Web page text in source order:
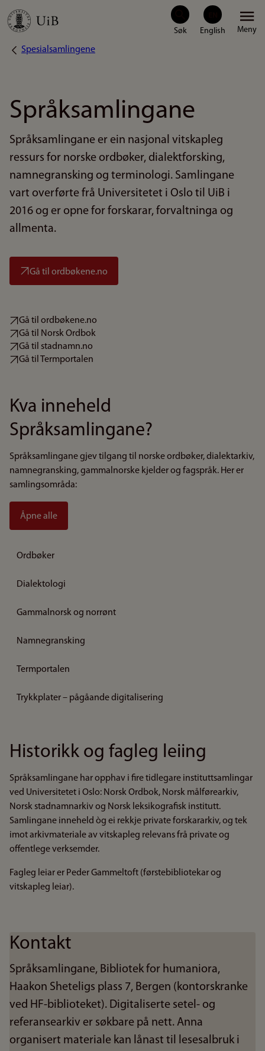
Hopp
hovedinnhold
Meny
Navigasjonssti
Spesialsamlingene
Språksamlingane
Språksamlingane er ein nasjonal vitskapleg
ressurs for norske ordbøker, dialektforsking,
namnegransking og terminologi. Samlingane
vart overførte frå Universitetet i Oslo til UiB i
2016 og er opne for forskarar, forvaltninga og
allmenta.
Gå til ordbøkene.no
Gå til ordbøkene.no
Gå til Norsk Ordbok
Gå til stadnamn.no
Gå til Termportalen
Kva inneheld
Språksamlingane?
Språksamlingane gjev tilgang til norske ordbøker, dialektarkiv,
namnegransking, gammalnorske kjelder og fagspråk. Her er
samlingsområda:
Åpne alle
Ordbøker
Dialektologi
Gammalnorsk og norrønt
Namnegransking
Termportalen
Trykkplater – pågåande digitalisering
Historikk og fagleg leiing
Språksamlingane har opphav i fire tidlegare instituttsamlingar
ved Universitetet i Oslo: Norsk Ordbok, Norsk målførearkiv,
Norsk stadnamnarkiv og Norsk leksikografisk institutt.
Samlingane inneheld òg ei rekkje private forskararkiv, og tek
imot arkivmateriale av vitskapleg relevans frå private og
offentlege verksemder.
Fagleg leiar er Peder Gammeltoft (førstebibliotekar og
vitskapleg leiar).
Kontakt
Språksamlingane, Bibliotek for humaniora,
Haakon Sheteligs plass 7, Bergen (kontorskranke
ved HF-biblioteket). Digitaliserte setel- og
referansearkiv er søkbare på nett. Anna
organisert materiale kan lånast til lesesalbruk i